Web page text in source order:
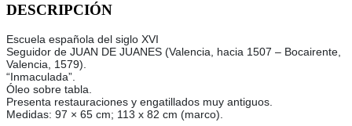
DESCRIPCIÓN
Escuela española del siglo XVI
Seguidor de JUAN DE JUANES (Valencia, hacia 1507 – Bocairente,
Valencia, 1579).
“Inmaculada”.
Óleo sobre tabla.
Presenta restauraciones y engatillados muy antiguos.
Medidas: 97 × 65 cm; 113 x 82 cm (marco).